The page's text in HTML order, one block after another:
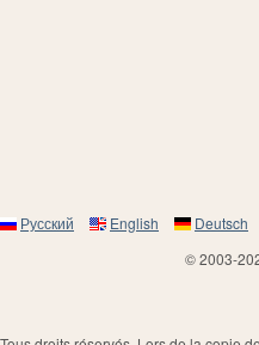
Русский English Deutsch
© 2003-